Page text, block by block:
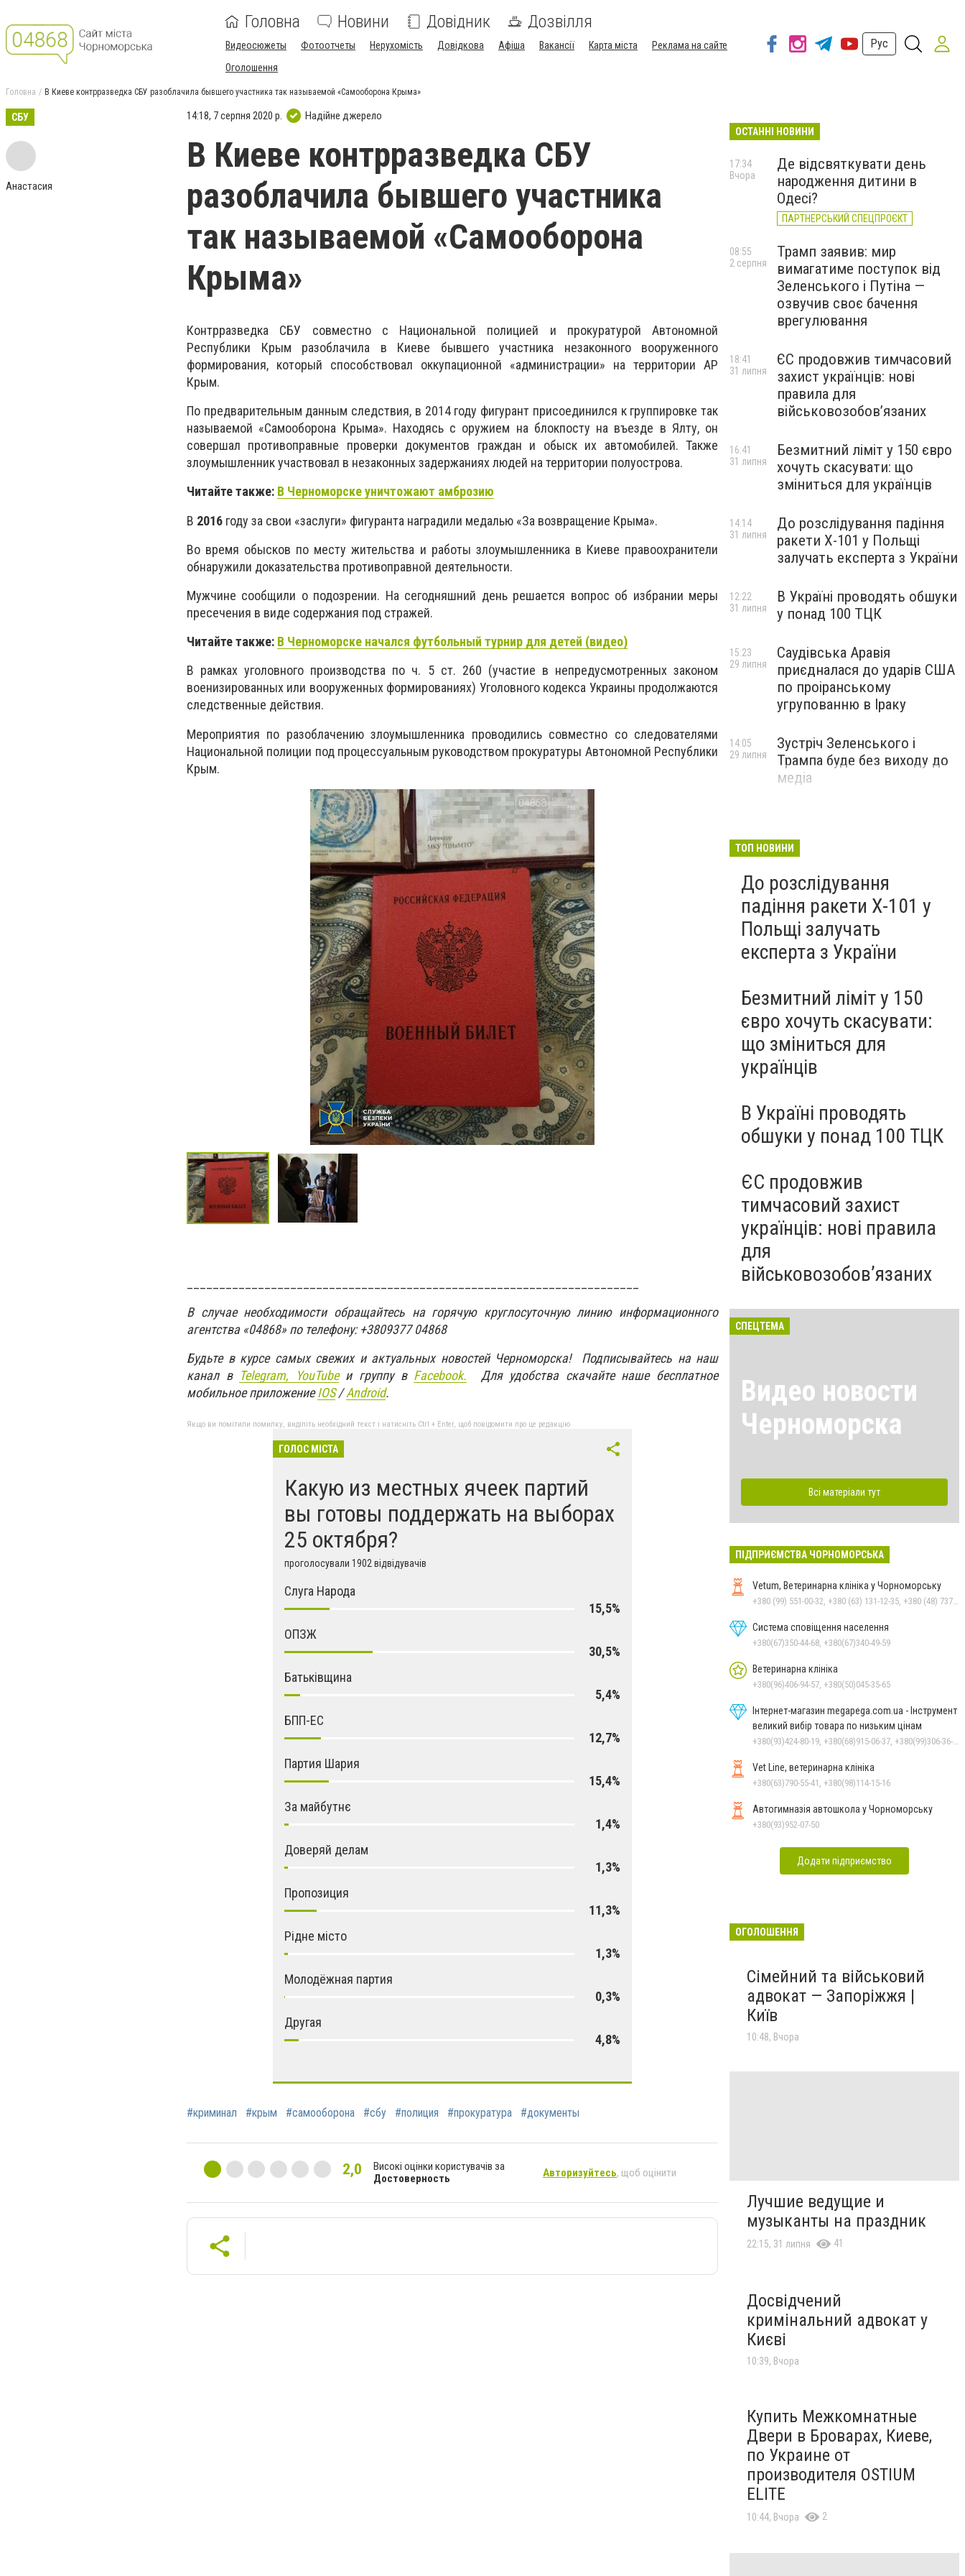
Головна Новини Довідник Дозвілля
Видеосюжеты Фотоотчеты Нерухомість Довідкова Афіша Вакансії Карта міста
Реклама на сайте
Оголошення
Рус
Головна В Киеве контрразведка СБУ разоблачила бывшего участника так называемой «Самооборона Крыма»
СБУ
Анастасия
14:18, 7 серпня 2020 р. Надійне джерело
В Киеве контрразведка СБУ
разоблачила бывшего участника
так называемой «Самооборона
Крыма»
Контрразведка СБУ совместно с Национальной полицией и прокуратурой Автономной
Республики Крым разоблачила в Киеве бывшего участника незаконного вооруженного
формирования, который способствовал оккупационной «администрации» на территории АР
Крым.
По предварительным данным следствия, в 2014 году фигурант присоединился к группировке так
называемой «Самооборона Крыма». Находясь с оружием на блокпосту на въезде в Ялту, он
совершал противоправные проверки документов граждан и обыск их автомобилей. Также
злоумышленник участвовал в незаконных задержаниях людей на территории полуострова.
Читайте также: В Черноморске уничтожают амброзию
В 2016 году за свои «заслуги» фигуранта наградили медалью «За возвращение Крыма».
Во время обысков по месту жительства и работы злоумышленника в Киеве правоохранители
обнаружили доказательства противоправной деятельности.
Мужчине сообщили о подозрении. На сегодняшний день решается вопрос об избрании меры
пресечения в виде содержания под стражей.
Читайте также: В Черноморске начался футбольный турнир для детей (видео)
В рамках уголовного производства по ч. 5 ст. 260 (участие в непредусмотренных законом
военизированных или вооруженных формированиях) Уголовного кодекса Украины продолжаются
следственные действия.
Мероприятия по разоблачению злоумышленника проводились совместно со следователями
Национальной полиции под процессуальным руководством прокуратуры Автономной Республики
Крым.
В случае необходимости обращайтесь на горячую круглосуточную линию информационного
агентства «04868» по телефону: +3809377 04868
Будьте в курсе самых свежих и актуальных новостей Черноморска! Подписывайтесь на наш
канал в Telegram, YouTubeи группу в Facebook. Для удобства скачайте наше бесплатное
мобильное приложениеIOS/Android.
Якщо ви помітили помилку, виділіть необхідний текст і натисніть Ctrl + Enter, щоб повідомити про це редакцію
ГОЛОС МІСТА
Какую из местных ячеек партий
вы готовы поддержать на выборах
25 октября?
проголосували 1902 відвідувачів
Слуга Народа
15,5%
ОПЗЖ
30,5%
Батьківщина
5,4%
БПП-ЕС
12,7%
Партия Шария
15,4%
За майбутнє
1,4%
Доверяй делам
1,3%
Пропозиция
11,3%
Рідне місто
1,3%
Молодёжная партия
0,3%
Другая
4,8%
#криминал #крым #самооборона #сбу #полиция #прокуратура #документы
2,0
Високі оцінки користувачів за
Достоверность
Авторизуйтесь, щоб оцінити
ОСТАННІ НОВИНИ
Де відсвяткувати день
народження дитини в
Одесі?
ПАРТНЕРСЬКИЙ СПЕЦПРОЄКТ
17:34
Вчора
Трамп заявив: мир
вимагатиме поступок від
Зеленського і Путіна —
озвучив своє бачення
врегулювання
08:55
2 серпня
ЄС продовжив тимчасовий
захист українців: нові
правила для
військовозобов’язаних
18:41
31 липня
Безмитний ліміт у 150 євро
хочуть скасувати: що
зміниться для українців
16:41
31 липня
До розслідування падіння
ракети Х-101 у Польщі
залучать експерта з України
14:14
31 липня
В Україні проводять обшуки
у понад 100 ТЦК
12:22
31 липня
Саудівська Аравія
приєдналася до ударів США
по проіранському
угрупованню в Іраку
15:23
29 липня
Зустріч Зеленського і
Трампа буде без виходу до
медіа
14:05
29 липня
ТОП НОВИНИ
До розслідування
падіння ракети Х-101 у
Польщі залучать
експерта з України
Безмитний ліміт у 150
євро хочуть скасувати:
що зміниться для
українців
В Україні проводять
обшуки у понад 100 ТЦК
ЄС продовжив
тимчасовий захист
українців: нові правила
для
військовозобов’язаних
СПЕЦТЕМА
Видео новости
Черноморска
Всі матеріали тут
ПІДПРИЄМСТВА ЧОРНОМОРСЬКА
Vetum, Ветеринарна клініка у Чорноморську
Система сповіщення населення
+380(67)350-44-68, +380(67)340-49-59
Ветеринарна клініка
+380(96)406-94-57, +380(50)045-35-65
Інтернет-магазин megapega.com.ua - Інструмент
великий вибір товара по низьким цінам
Vet Line, ветеринарна клініка
+380(63)790-55-41, +380(98)114-15-16
Автогимназія автошкола у Чорноморську
+380(93)952-07-50
Додати підприємство
ОГОЛОШЕННЯ
Сімейний та військовий
адвокат — Запоріжжя |
Київ
10:48, Вчора
Лучшие ведущие и
музыканты на праздник
22:15, 31 липня 41
Досвідчений
кримінальний адвокат у
Києві
10:39, Вчора
Купить Межкомнатные
Двери в Броварах, Киеве,
по Украине от
производителя OSTIUM
ELITE
10:44, Вчора 2